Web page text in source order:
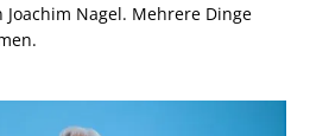
Nagel. Mehrere Dinge